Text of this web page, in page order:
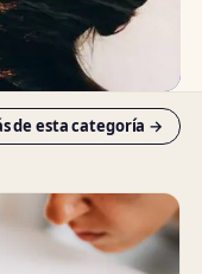
de esta categoría →